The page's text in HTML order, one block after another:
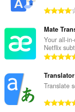
Mate
Your all-
Netflix
Translator
Translate